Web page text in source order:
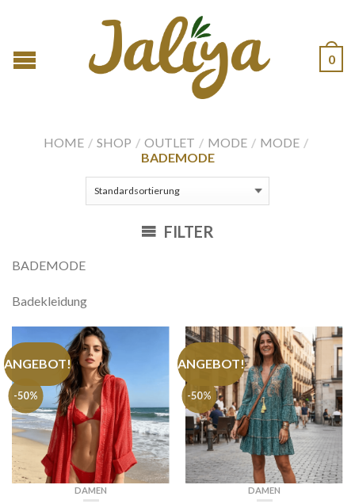
0
HOME / SHOP / OUTLET / MODE / MODE /
BADEMODE
FILTER
BADEMODE
Badekleidung
-50%
ANGEBOT!
DAMEN
-50%
ANGEBOT!
DAMEN